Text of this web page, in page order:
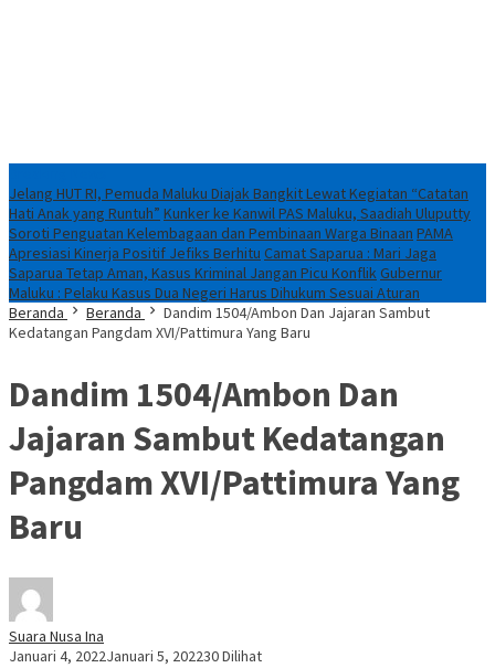
Jelang HUT RI, Pemuda Maluku Diajak Bangkit Lewat Kegiatan “Catatan
Hati Anak yang Runtuh” Kunker ke Kanwil PAS Maluku, Saadiah Uluputty
Soroti Penguatan Kelembagaan dan Pembinaan Warga Binaan PAMA
Apresiasi Kinerja Positif Jefiks Berhitu Camat Saparua : Mari Jaga
Saparua Tetap Aman, Kasus Kriminal Jangan Picu KonflikGubernur
Maluku : Pelaku Kasus Dua Negeri Harus Dihukum Sesuai Aturan
Beranda
Beranda
Dandim 1504/Ambon Dan Jajaran Sambut
Kedatangan Pangdam XVI/Pattimura Yang Baru
Dandim 1504/Ambon Dan
Jajaran Sambut Kedatangan
Pangdam XVI/Pattimura Yang
Baru
Suara Nusa Ina
Januari 4, 2022Januari 5, 202230 Dilihat